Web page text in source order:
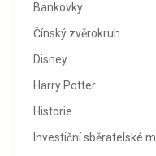
Bankovky
Čínský zvěrokruh
Disney
Harry Potter
Historie
Investiční sběratelské